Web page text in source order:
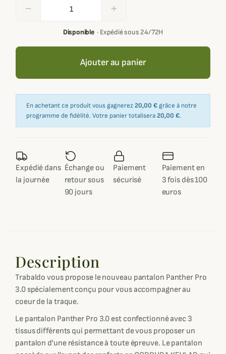
remove add
Disponible· Expédié sous 24/72H
Ajouter au panier
En achetant ce produit vous gagnerez20,00 € grâce à notre
programme de fidélité. Votre panier totalisera20,00 €.
Expédié dans
la journée
Échange ou
retour sous
90 jours
Paiement
sécurisé
Paiement en
3 fois dès 100
euros
Description
Trabaldo vous propose le nouveau pantalon Panther Pro
3.0 spécialement conçu pour vous accompagner au
coeur de la traque.
Le pantalon Panther Pro 3.0 est confectionné avec 3
tissus différents qui permettant de vous proposer un
pantalon d'une résistance à toute épreuve. Le pantalon